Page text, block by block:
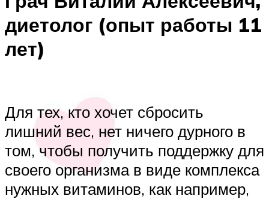
диетолог (опыт работы 11
лет)
Для тех, кто хочет сбросить
лишний вес, нет ничего дурного в
том, чтобы получить поддержку для
своего организма в виде комплекса
нужных витаминов, как например,